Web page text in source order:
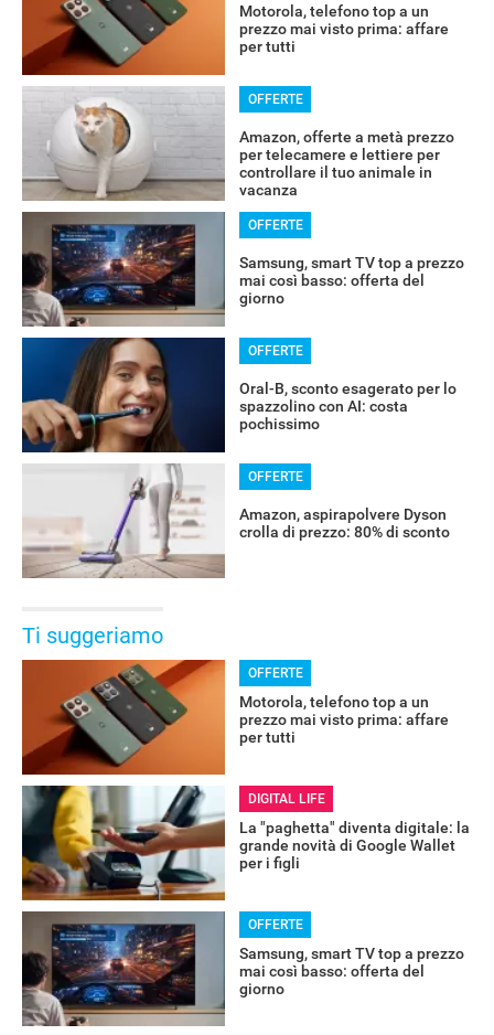
RECENSIONI
Motorola, telefono top a un
prezzo mai visto prima: affare
per tutti
OFFERTE
Amazon, offerte a metà prezzo
per telecamere e lettiere per
controllare il tuo animale in
vacanza
OFFERTE
Samsung, smart TV top a prezzo
mai così basso: offerta del
giorno
OFFERTE
Oral-B, sconto esagerato per lo
spazzolino con AI: costa
pochissimo
OFFERTE
Amazon, aspirapolvere Dyson
crolla di prezzo: 80% di sconto
Ti suggeriamo
OFFERTE
Motorola, telefono top a un
prezzo mai visto prima: affare
per tutti
DIGITAL LIFE
La "paghetta" diventa digitale: la
grande novità di Google Wallet
per i figli
OFFERTE
Samsung, smart TV top a prezzo
mai così basso: offerta del
giorno